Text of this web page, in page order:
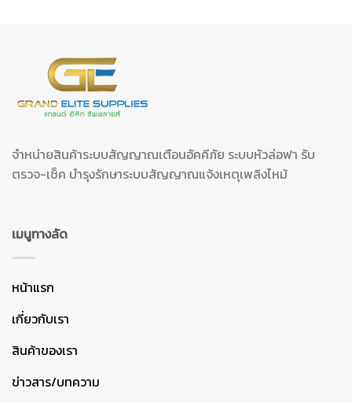
จำหน่ายสินค้าระบบสัญญาณเตือนอัคคีภัย ระบบหัวล่อฟา รับ
ตรวจ-เช็ค บำรุงรักษาระบบสัญญาณแจ้งเหตุเพลิงไหม้
เมนูทางลัด
หน้าแรก
เกี่ยวกับเรา
สินค้าของเรา
ข่าวสาร/บทความ